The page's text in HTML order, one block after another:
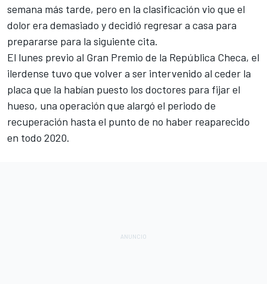
semana más tarde, pero en la clasificación vio que el
dolor era demasiado y decidió regresar a casa para
prepararse para la siguiente cita.
El lunes previo al Gran Premio de la República Checa, el
ilerdense tuvo que volver a ser intervenido al ceder la
placa que la habían puesto los doctores para fijar el
hueso, una operación que alargó el periodo de
recuperación hasta el punto de no haber reaparecido
en todo 2020.